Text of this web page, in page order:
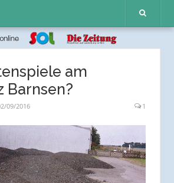
am
Barnsen?
09/2016 1